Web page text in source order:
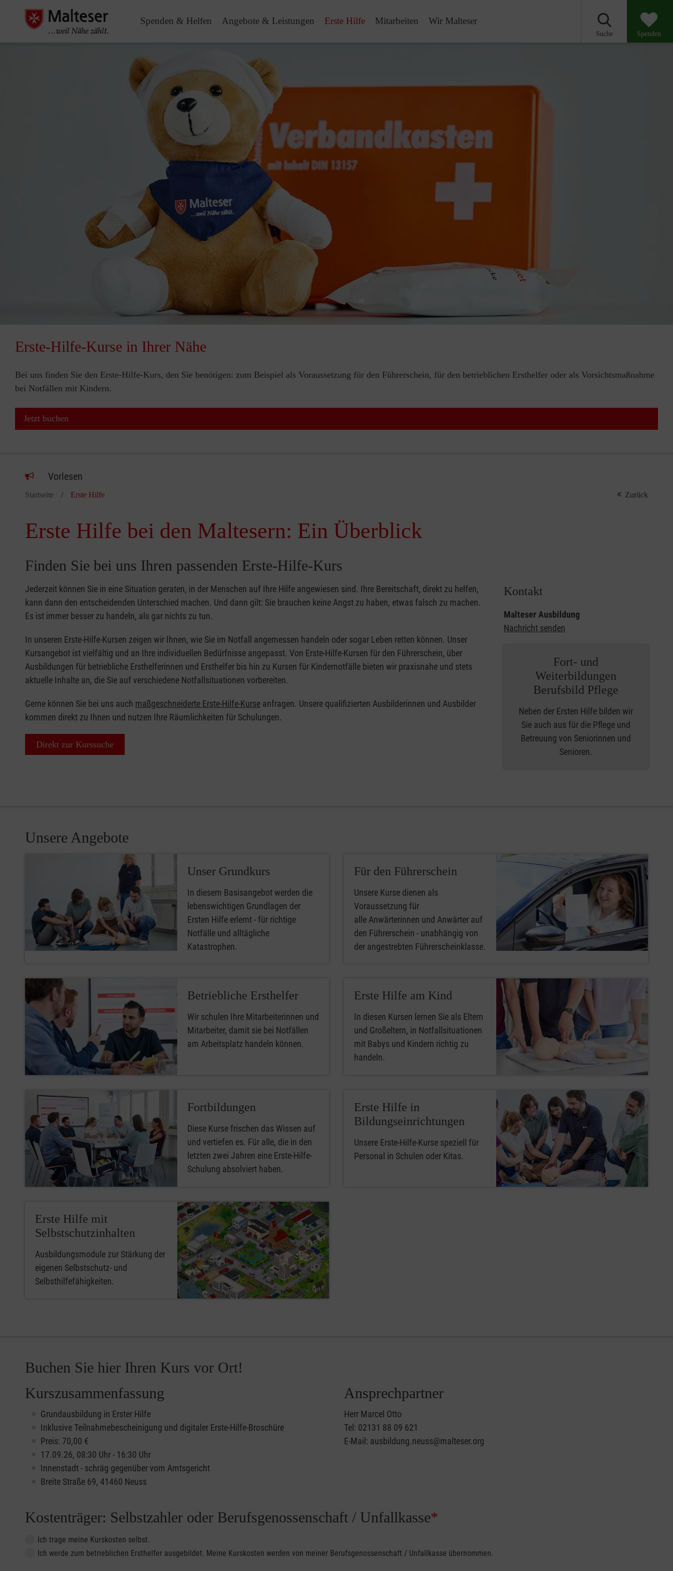
Spenden & Helfen Angebote & Leistungen Erste Hilfe Mitarbeiten Wir Malteser
Suche Spenden
Erste-Hilfe-Kurse in Ihrer Nähe
Bei uns finden Sie den Erste-Hilfe-Kurs, den Sie benötigen: zum Beispiel als Voraussetzung für den Führerschein, für den betrieblichen Ersthelfer oder als Vorsichtsmaßnahme
bei Notfällen mit Kindern.
Jetzt buchen
Vorlesen
Startseite Erste Hilfe Zurück
Erste Hilfe bei den Maltesern: Ein Überblick
Finden Sie bei uns Ihren passenden Erste-Hilfe-Kurs
Jederzeit können Sie in eine Situation geraten, in der Menschen auf Ihre Hilfe angewiesen sind. Ihre Bereitschaft, direkt zu helfen,
kann dann den entscheidenden Unterschied machen. Und dann gilt: Sie brauchen keine Angst zu haben, etwas falsch zu machen.
Es ist immer besser zu handeln, als gar nichts zu tun.
In unseren Erste-Hilfe-Kursen zeigen wir Ihnen, wie Sie im Notfall angemessen handeln oder sogar Leben retten können. Unser
Kursangebot ist vielfältig und an Ihre individuellen Bedürfnisse angepasst. Von Erste-Hilfe-Kursen für den Führerschein, über
Ausbildungen für betriebliche Ersthelferinnen und Ersthelfer bis hin zu Kursen für Kindernotfälle bieten wir praxisnahe und stets
aktuelle Inhalte an, die Sie auf verschiedene Notfallsituationen vorbereiten.
Gerne können Sie bei uns auch maßgeschneiderte Erste-Hilfe-Kurse anfragen. Unsere qualifizierten Ausbilderinnen und Ausbilder
kommen direkt zu Ihnen und nutzen Ihre Räumlichkeiten für Schulungen.
Direkt zur Kurssuche
Kontakt
Malteser Ausbildung
Nachricht senden
Fort- und
Weiterbildungen
Berufsbild Pflege
Neben der Ersten Hilfe bilden wir
Sie auch aus für die Pflege und
Betreuung von Seniorinnen und
Senioren.
Unsere Angebote
Unser Grundkurs
In diesem Basisangebot werden die
lebenswichtigen Grundlagen der
Ersten Hilfe erlernt - für richtige
Notfälle und alltägliche
Katastrophen.
Für den Führerschein
Unsere Kurse dienen als
Voraussetzung für
alle Anwärterinnen und Anwärter auf
den Führerschein - unabhängig von
der angestrebten Führerscheinklasse.
Betriebliche Ersthelfer
Wir schulen Ihre Mitarbeiterinnen und
Mitarbeiter, damit sie bei Notfällen
am Arbeitsplatz handeln können.
Erste Hilfe am Kind
In diesen Kursen lernen Sie als Eltern
und Großeltern, in Notfallsituationen
mit Babys und Kindern richtig zu
handeln.
Fortbildungen
Diese Kurse frischen das Wissen auf
und vertiefen es. Für alle, die in den
letzten zwei Jahren eine Erste-Hilfe-
Schulung absolviert haben.
Erste Hilfe in
Bildungseinrichtungen
Unsere Erste-Hilfe-Kurse speziell für
Personal in Schulen oder Kitas.
Erste Hilfe mit
Selbstschutzinhalten
Ausbildungsmodule zur Stärkung der
eigenen Selbstschutz- und
Selbsthilfefähigkeiten.
Buchen Sie hier Ihren Kurs vor Ort!
Kurszusammenfassung
Grundausbildung in Erster Hilfe
Inklusive Teilnahmebescheinigung und digitaler Erste-Hilfe-Broschüre
Preis: 70,00 €
17.09.26, 08:30 Uhr - 16:30 Uhr
Innenstadt - schräg gegenüber vom Amtsgericht
Breite Straße 69, 41460 Neuss
Ansprechpartner
Herr Marcel Otto
Tel: 02131 88 09 621
E-Mail: ausbildung.neuss@malteser.org
Kostenträger: Selbstzahler oder Berufsgenossenschaft / Unfallkasse*
Ich trage meine Kurskosten selbst.
Ich werde zum betrieblichen Ersthelfer ausgebildet. Meine Kurskosten werden von meiner Berufsgenossenschaft / Unfallkasse übernommen.